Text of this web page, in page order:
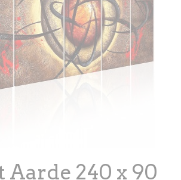
Aarde 240 x 90
TAPIJTEN